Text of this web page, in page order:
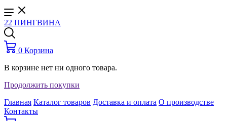
22 ПИНГВИНА
0 Корзина
В корзине нет ни одного товара.
Продолжить покупки
Главная Каталог товаров Доставка и оплата О производстве
Контакты